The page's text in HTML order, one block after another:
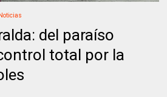
del paraíso
total por la